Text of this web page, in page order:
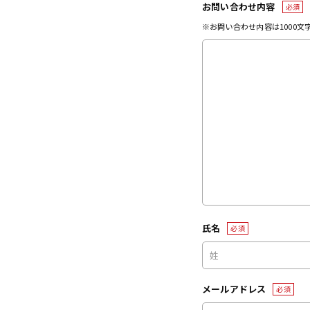
お問い合わせ内容 必須
※お問い合わせ内容は1000文
氏名 必須
メールアドレス 必須